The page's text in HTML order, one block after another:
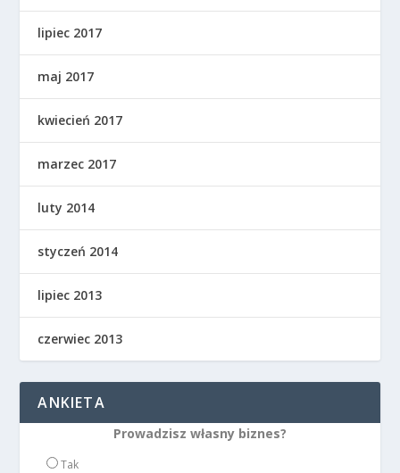
lipiec 2017
maj 2017
kwiecień 2017
marzec 2017
luty 2014
styczeń 2014
lipiec 2013
czerwiec 2013
ANKIETA
Prowadzisz własny biznes?
Tak